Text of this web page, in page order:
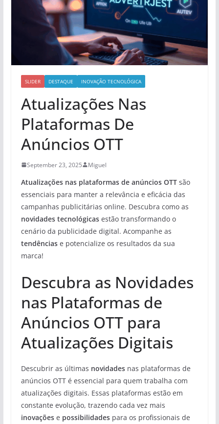
SLIDER DESTAQUE INOVAÇÃO TECNOLÓGICA
Atualizações Nas
Plataformas De
Anúncios OTT
September 23, 2025 Miguel
Atualizações nas plataformas de anúncios OTTsão
essenciais para manter a relevância e eficácia das
campanhas publicitárias online. Descubra como as
novidades tecnológicasestão transformando o
cenário da publicidade digital. Acompanhe as
tendênciase potencialize os resultados da sua
marca!
Descubra as Novidades
nas Plataformas de
Anúncios OTT para
Atualizações Digitais
Descubrir as últimas novidadesnas plataformas de
anúncios OTT é essencial para quem trabalha com
atualizações digitais. Essas plataformas estão em
constante evolução, trazendo cada vez mais
inovaçõese possibilidadespara os profissionais de